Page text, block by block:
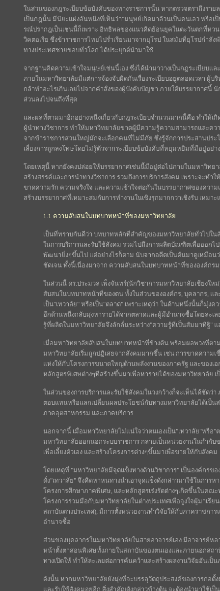
ในส่วนของกฎระเบียบข้อบังคับของทางราชการนั้น หากตรวจตราถึงราย
เป็นกฎนั้น มีนัยะแฝงอันหนึ่งที่เห็นว่า"มนุษย์เกิดมาล้วนเป็นคนเลว หรือ
รณ์ปรากฎเป็นเช่นนี้ก็เพราะ อิทธิพลของแนวคิดย้อนยุคในตะวันตกที่หว
วิคตอเรีย ซึ่งข้าราชการไทยไปร่ำเรียนมาจากยุโรป ในสมัยที่ยุโรปกำ
ทางประเทศชายขอบทั่วโลก ได้ประยุกต์นำมาใช้
จากฐานคิดความเข้าใจมนุษย์เช่นนี้เอง ซึ่งได้นำมาวางเป็นกฎระเบียบ
ภายในมหาวิทยาลัยมีแต่การจ้องจับผิดกันเรื่องระเบียบอยู่ตลอดเวลา ผู้บ
กล้าทำอะไรเกินเลยไปจากคำสั่งของผู้บังคับบัญชา ภายใต้บรรยากาศ
ส่วนลงไปจนถึงที่สุด
และผลที่ตามมาอีกอย่างหนึ่งเกี่ยวกับกฎระเบียบจำนวนมากนี้คือ ทำให้
ผู้นำทางวิชาการ ทำให้มหาวิทยาลัยขาดผู้มีความรู้ความสามารถและคว
จากข้าราชการส่วนใหญ่มักจะเลือกคนที่ไม่มีภัย ซึ่งรู้จักการประสานปร
เลี่ยงการถูกลงโทษโดยไม่รู้ตัวจากระเบียบข้อบังคับที่หยุมหยิมที่มีอยู่อย่า
โดยเหตุนี้ หากยังคงปล่อยให้บรรยากาศเช่นนี้มีอยู่ต่อไปภายในมหาวิทย
สร้างสรรค์และการนำทางวิชาการ รวมถึงการบริการสังคม เพราะจะท
ขาดความรัก ความจริงใจ และความเข้าใจต่อกันในบรรยากาศของควา
สร้างบรรยากาศที่เหมาะสมกับการทำงานในเชิงรุกมากกว่าเชิงรับ เหมา
1.1 ความสับสนในบทบาทหน้าที่ของมหาวิทยาลัย
เป็นที่ทราบกันดีว่า บทบาทหลักที่สำคัญของมหาวิทยาลัยทั่วไปใ
ในการบริการและรับใช้สังคม รวมไปถึงการผลิตบัณฑิตเพื่อออก
พัฒนายิ่งๆขึ้นไป แต่อย่างไรก็ตาม นับจากอดีตเป็นต้นมาดูเหมือน
ชัดเจน ทั้งนี้เนื่องมาจาก ความสับสนในบทบาทหน้าที่ขององค์กร
ในส่วนนี้ ดร.ประมวล เพ็งจันทร์(นักวิชาการมหาวิทยาลัยเชียงใ
สับสนในบทบาทหน้าที่ของตน ทั้งในส่วนขององค์กร, บุคลากร, แ
เป็น"เทวาลัย" หรือเป็น"ตลาด" เพราะเหตุว่า ในด้านหนึ่งนั้นก็มุ่ง
อีกด้านหนึ่งกลับมุ่งหารายได้จากตลาดและผู้มีอำนาจซื้อโดยละเ
รู้ที่ผลิตในมหาวิทยาลัยจึงลักลั่นระหว่าง"ความรู้ที่เป็นสัมมาทิฐิ"
เมื่อมหาวิทยาลัยสับสนในบทบาทหน้าที่ข้างต้น พร้อมผลพวงที่ตา
มหาวิทยาลัยเริ่มถูกปฏิเสธจากสังคมมากขึ้น เช่น การขาดความ
แห่งให้กับโครงการขนาดใหญ่ด้านพลังงานของภาครัฐ และของเ
หลักสูตรพิเศษต่างๆที่สร้างขึ้นมาเพื่อหารายได้ของมหาวิทยาลัย เ
ในส่วนของการบริการและรับใช้สังคมในวงกว้างก็จะเห็นได้ชัดว่
ตอบแทนหรือแลกเปลี่ยนผลประโยชน์กับทางมหาวิทยาลัยได้เป็น
ภาคอุตสาหกรรม และภาคบริการ
นอกจากนี้ เมื่อมหาวิทยาลัยไม่แน่ใจว่าตนเองเป็น"เทวาลัย"หรือ
มหาวิทยาลัยออกนอกระบบราชการ กลายเป็นหน่วยงานในกำกับ
เพื่อเลี้ยงตัวเอง และสร้างโครงการต่างๆขึ้นมาเพื่อขายให้กับสังคม
โดยเหตุที่ "มหาวิทยาลัยมีจุดแข็งทางด้านวิชาการ" เป็นองค์กรขอ
ดั่ง"เทวาลัย" จึงคิดหาหนทางนำเอาจุดแข็งดังกล่าวมาใช้ในการ
โครงการศึกษาภาคพิเศษ, และหลักสูตรเร่งรัดต่างๆเกิดขึ้นในคณ
โครงการร่วมมือกับมหาวิทยาลัยในต่างประเทศเพื่อจูงใจผู้มาเ
สถาบันต่างประเทศ), มีการตั้งหน่วยงานทำวิจัยให้กับภาคราชกา
อำนาจซื้อ
ส่วนของบุคลากรในมหาวิทยาลัยในสายอาจารย์เอง มีอาจารย์ห
หน้าตั้งตาสอนพิเศษทั้งภายในสถาบันของตนเองและภายนอกสถ
ทางเปิดให้ ทำให้ละเลยต่อการค้นคว้าและสร้างผลงานวิจัยอันเ
ดังนั้น หากมหาวิทยาลัยยังมุ่งที่จะบรรลุวัตถุประสงค์ของการก่อ
และรับใช้สังคมอยู่อีก สิ่งสำคัญดังกล่าวข้างต้น จะต้องนำมาใช้เ